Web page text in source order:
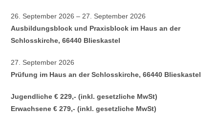
26. September 2026 – 27. September 2026
Ausbildungsblock und Praxisblock im Haus an der
Schlosskirche, 66440 Blieskastel
27. September 2026
Prüfung im Haus an der Schlosskirche, 66440 Blieskastel
Jugendliche € 229,- (inkl. gesetzliche MwSt)
Erwachsene € 279,- (inkl. gesetzliche MwSt)